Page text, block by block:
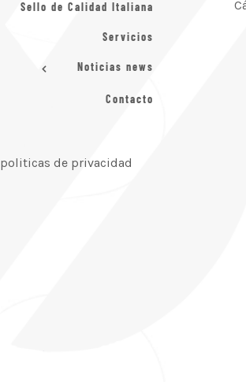
Sello de Calidad Italiana
Servicios
Noticias news
Contacto
politicas de privacidad